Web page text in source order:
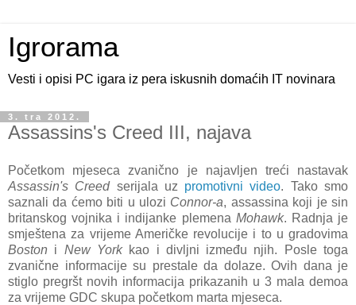
Igrorama
Vesti i opisi PC igara iz pera iskusnih domaćih IT novinara
3. tra 2012.
Assassins's Creed III, najava
Početkom mjeseca zvanično je najavljen treći nastavak
Assassin's Creedserijala uz promotivni video. Tako smo
saznali da ćemo biti u ulozi Connor-a, assassina koji je sin
britanskog vojnika i indijanke plemena Mohawk. Radnja je
smještena za vrijeme Američke revolucije i to u gradovima
Boston i New Yorkkao i divljni između njih. Posle toga
zvanične informacije su prestale da dolaze. Ovih dana je
stiglo pregršt novih informacija prikazanih u 3 mala demoa
za vrijeme GDC skupa početkom marta mjeseca.